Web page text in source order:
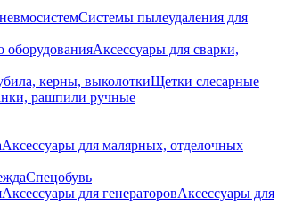
Системы пылеудаления для
оборудованияАксессуары для сварки,
керны, выколоткиЩетки слесарные
рашпили ручные
Аксессуары для малярных, отделочных
Спецобувь
Аксессуары для генераторовАксессуары для